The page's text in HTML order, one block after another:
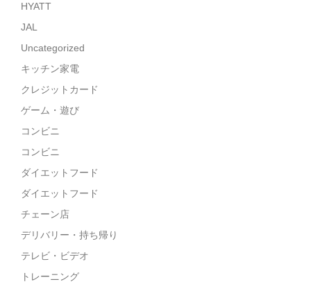
HYATT
JAL
Uncategorized
キッチン家電
クレジットカード
ゲーム・遊び
コンビニ
コンビニ
ダイエットフード
ダイエットフード
チェーン店
デリバリー・持ち帰り
テレビ・ビデオ
トレーニング